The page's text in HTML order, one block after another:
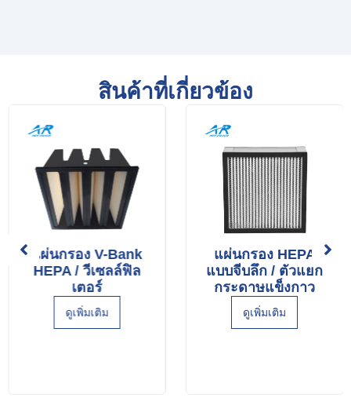
สินค้าที่เกี่ยวข้อง
แผ่นกรอง V-Bank
HEPA / วีเซลล์ฟิล
เตอร์
ดูเพิ่มเติม
แผ่นกรอง HEPA
แบบจีบลึก / ตัวแยก
กระดาษแข็งกาว
ดูเพิ่มเติม